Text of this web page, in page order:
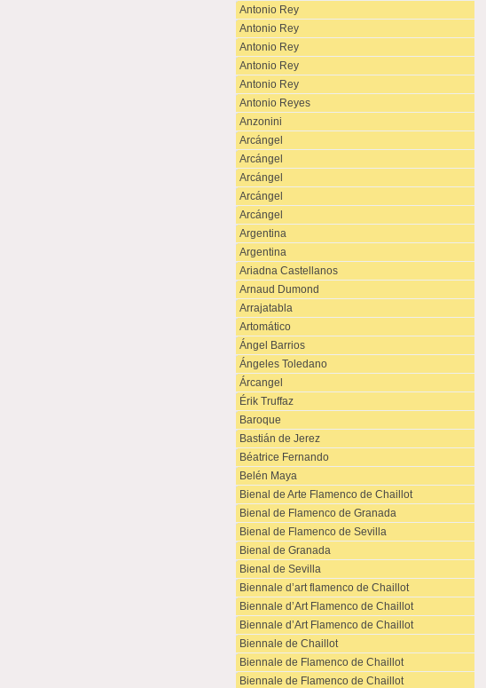
Antonio Rey
Antonio Rey
Antonio Rey
Antonio Rey
Antonio Rey
Antonio Reyes
Anzonini
Arcángel
Arcángel
Arcángel
Arcángel
Arcángel
Argentina
Argentina
Ariadna Castellanos
Arnaud Dumond
Arrajatabla
Artomático
Ángel Barrios
Ángeles Toledano
Árcangel
Érik Truffaz
Baroque
Bastián de Jerez
Béatrice Fernando
Belén Maya
Bienal de Arte Flamenco de Chaillot
Bienal de Flamenco de Granada
Bienal de Flamenco de Sevilla
Bienal de Granada
Bienal de Sevilla
Biennale d’art flamenco de Chaillot
Biennale d’Art Flamenco de Chaillot
Biennale d’Art Flamenco de Chaillot
Biennale de Chaillot
Biennale de Flamenco de Chaillot
Biennale de Flamenco de Chaillot